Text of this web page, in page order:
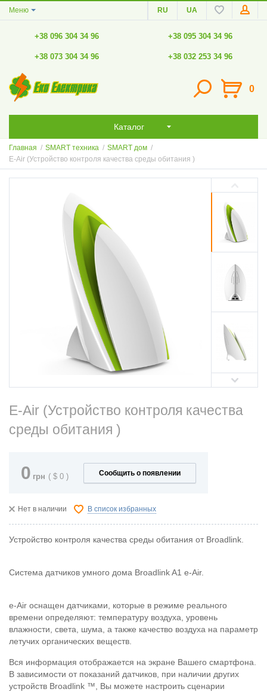
Меню RU UA
+38 096 304 34 96 +38 095 304 34 96
+38 073 304 34 96 +38 032 253 34 96
0
Каталог
Главная / SMART техника / SMART дом /
E-Air (Устройство контроля качества среды обитания )
E-Air (Устройство контроля качества
среды обитания )
0 грн ( $ 0 ) Сообщить о появлении
Нет в наличии В список избранных
Устройство контроля качества среды обитания от Broadlink.
Система датчиков умного дома Broadlink A1 e-Air.
e-Air оснащен датчиками, которые в режиме реального
времени определяют: температуру воздуха, уровень
влажности, света, шума, а также качество воздуха на параметр
летучих органических веществ.
Вся информация отображается на экране Вашего смартфона.
В зависимости от показаний датчиков, при наличии других
устройств Broadlink ™, Вы можете настроить сценарии